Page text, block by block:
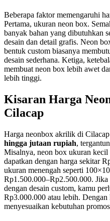
Beberapa faktor memengaruhi
Pertama, ukuran neon box.
banyak bahan yang dibutuhkan
desain dan detail grafis. Neon
bentuk custom biasanya
desain sederhana. Ketiga,
membuat neon box lebih awet
lebih tinggi.
Kisaran Harga
Cilacap
Harga neonbox akrilik di
hingga jutaan rupiah,
Misalnya, neon box ukuran kecil
dapatkan dengan harga sekitar
ukuran menengah seperti
Rp1.500.000–Rp2.500.000.
dengan desain custom, kamu
Rp3.000.000 atau lebih. Dengan
menyesuaikan kebutuhan